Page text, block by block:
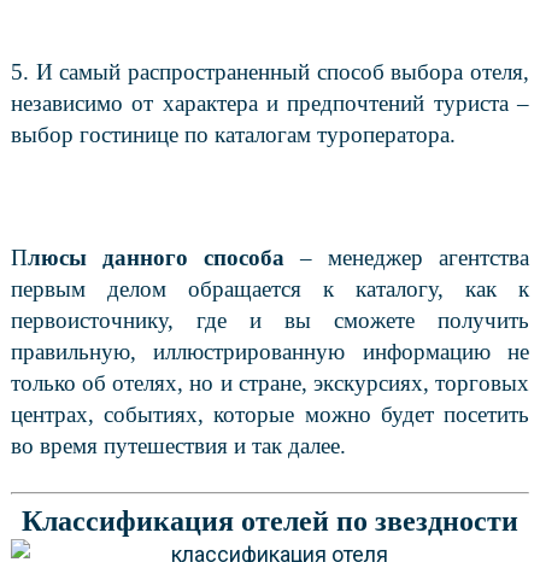
5. И самый распространенный способ выбора отеля,
независимо от характера и предпочтений туриста –
выбор гостинице по каталогам туроператора.
Плюсы данного способа – менеджер агентства
первым делом обращается к каталогу, как к
первоисточнику, где и вы сможете получить
правильную, иллюстрированную информацию не
только об отелях, но и стране, экскурсиях, торговых
центрах, событиях, которые можно будет посетить
во время путешествия и так далее.
Классификация отелей по звездности